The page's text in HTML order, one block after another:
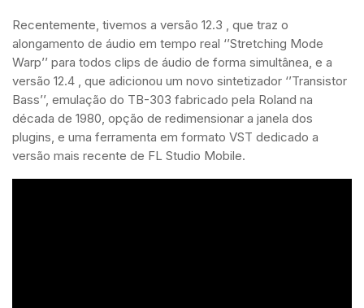
Recentemente, tivemos a versão 12.3 , que traz o
alongamento de áudio em tempo real ‘’Stretching Mode
Warp’’ para todos clips de áudio de forma simultânea, e a
versão 12.4 , que adicionou um novo sintetizador ‘’Transistor
Bass’’, emulação do TB-303 fabricado pela Roland na
década de 1980, opção de redimensionar a janela dos
plugins, e uma ferramenta em formato VST dedicado a
versão mais recente de FL Studio Mobile.